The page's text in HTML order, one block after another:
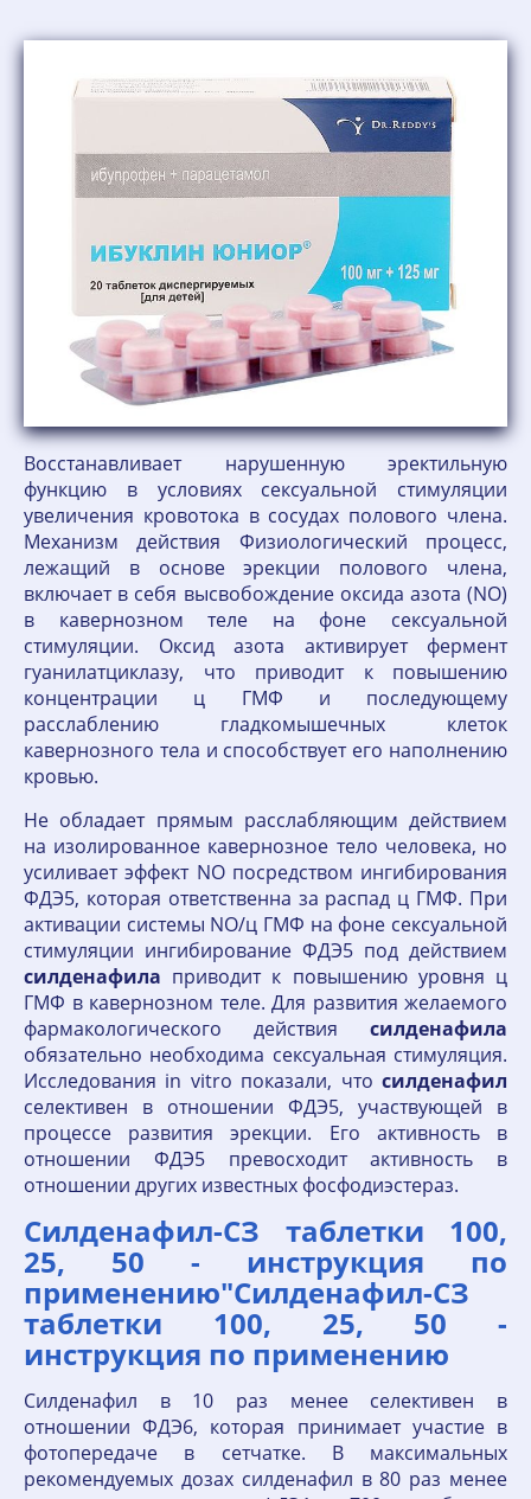
Восстанавливает нарушенную эректильную
функцию в условиях сексуальной стимуляции
увеличения кровотока в сосудах полового члена.
Механизм действия Физиологический процесс,
лежащий в основе эрекции полового члена,
включает в себя высвобождение оксида азота (NO)
в кавернозном теле на фоне сексуальной
стимуляции. Оксид азота активирует фермент
гуанилатциклазу, что приводит к повышению
концентрации ц ГМФ и последующему
расслаблению гладкомышечных клеток
кавернозного тела и способствует его наполнению
кровью.
Не обладает прямым расслабляющим действием
на изолированное кавернозное тело человека, но
усиливает эффект NO посредством ингибирования
ФДЭ5, которая ответственна за распад ц ГМФ. При
активации системы NO/ц ГМФ на фоне сексуальной
стимуляции ингибирование ФДЭ5 под действием
силденафила приводит к повышению уровня ц
ГМФ в кавернозном теле. Для развития желаемого
фармакологического действия силденафила
обязательно необходима сексуальная стимуляция.
Исследования in vitro показали, что силденафил
селективен в отношении ФДЭ5, участвующей в
процессе развития эрекции. Его активность в
отношении ФДЭ5 превосходит активность в
отношении других известных фосфодиэстераз.
Силденафил-СЗ таблетки 100,
25, 50 - инструкция по
применению"Силденафил-СЗ
таблетки 100, 25, 50 -
инструкция по применению
Силденафил в 10 раз менее селективен в
отношении ФДЭ6, которая принимает участие в
фотопередаче в сетчатке. В максимальных
рекомендуемых дозах силденафил в 80 раз менее